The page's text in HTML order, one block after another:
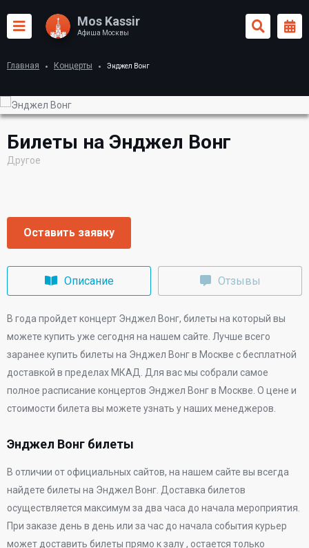
Mos Kassir
Афиша Москвы
Главная Концерты Энджел Вонг
Билеты на Энджел Вонг
Другое
Оставить заявку
Описание Отзывы
В года пройдет концерт Энджел Вонг, билеты на который вы
можете купить уже сегодня на нашем сайте. Лучше всего
заранее купить билеты на Энджел Вонг в Москве с бесплатной
доставкой в пределах МКАД. Для вас мы собрали самое
полное расписание концертов Энджел Вонг в Москве. О цене и
стоимости билета вы можете узнать у наших менеджеров.
Энджел Вонг билеты
В отличии от официальных сайтов, на нашем сайте вы всегда
найдете билеты на Энджел Вонг. Доставка билетов
осуществляется максимум за два часа до начала мероприятия.
При заказе день в день или за час до начала события курьер
может доставить билеты прямо к залу , остается только